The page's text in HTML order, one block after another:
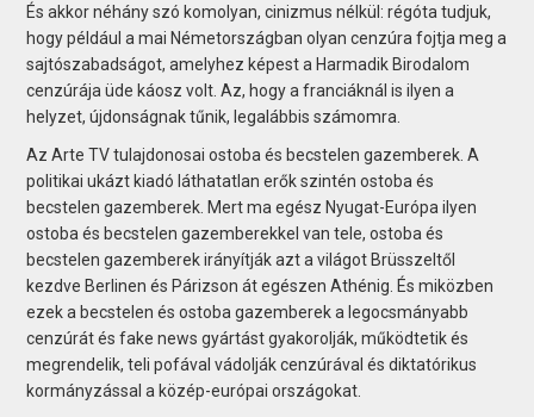
És akkor néhány szó komolyan, cinizmus nélkül: régóta tudjuk,
hogy például a mai Németországban olyan cenzúra fojtja meg a
sajtószabadságot, amelyhez képest a Harmadik Birodalom
cenzúrája üde káosz volt. Az, hogy a franciáknál is ilyen a
helyzet, újdonságnak tűnik, legalábbis számomra.
Az Arte TV tulajdonosai ostoba és becstelen gazemberek. A
politikai ukázt kiadó láthatatlan erők szintén ostoba és
becstelen gazemberek. Mert ma egész Nyugat-Európa ilyen
ostoba és becstelen gazemberekkel van tele, ostoba és
becstelen gazemberek irányítják azt a világot Brüsszeltől
kezdve Berlinen és Párizson át egészen Athénig. És miközben
ezek a becstelen és ostoba gazemberek a legocsmányabb
cenzúrát és fake news gyártást gyakorolják, működtetik és
megrendelik, teli pofával vádolják cenzúrával és diktatórikus
kormányzással a közép-európai országokat.